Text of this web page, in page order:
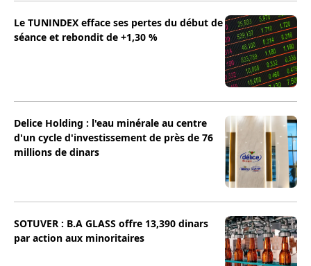
Le TUNINDEX efface ses pertes du début de
séance et rebondit de +1,30 %
Delice Holding : l'eau minérale au centre
d'un cycle d'investissement de près de 76
millions de dinars
SOTUVER : B.A GLASS offre 13,390 dinars
par action aux minoritaires